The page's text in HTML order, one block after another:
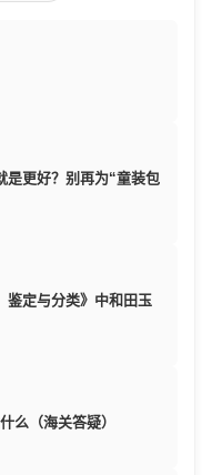
是更好？别再为“童装包
定与分类》中和田玉
么（海关答疑）